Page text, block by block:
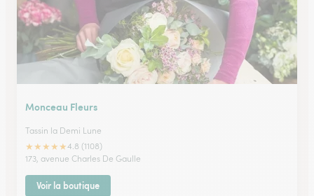
Monceau Fleurs
Tassin la Demi Lune
★★★★★4.8 (1108)
173, avenue Charles De Gaulle
Voir la boutique